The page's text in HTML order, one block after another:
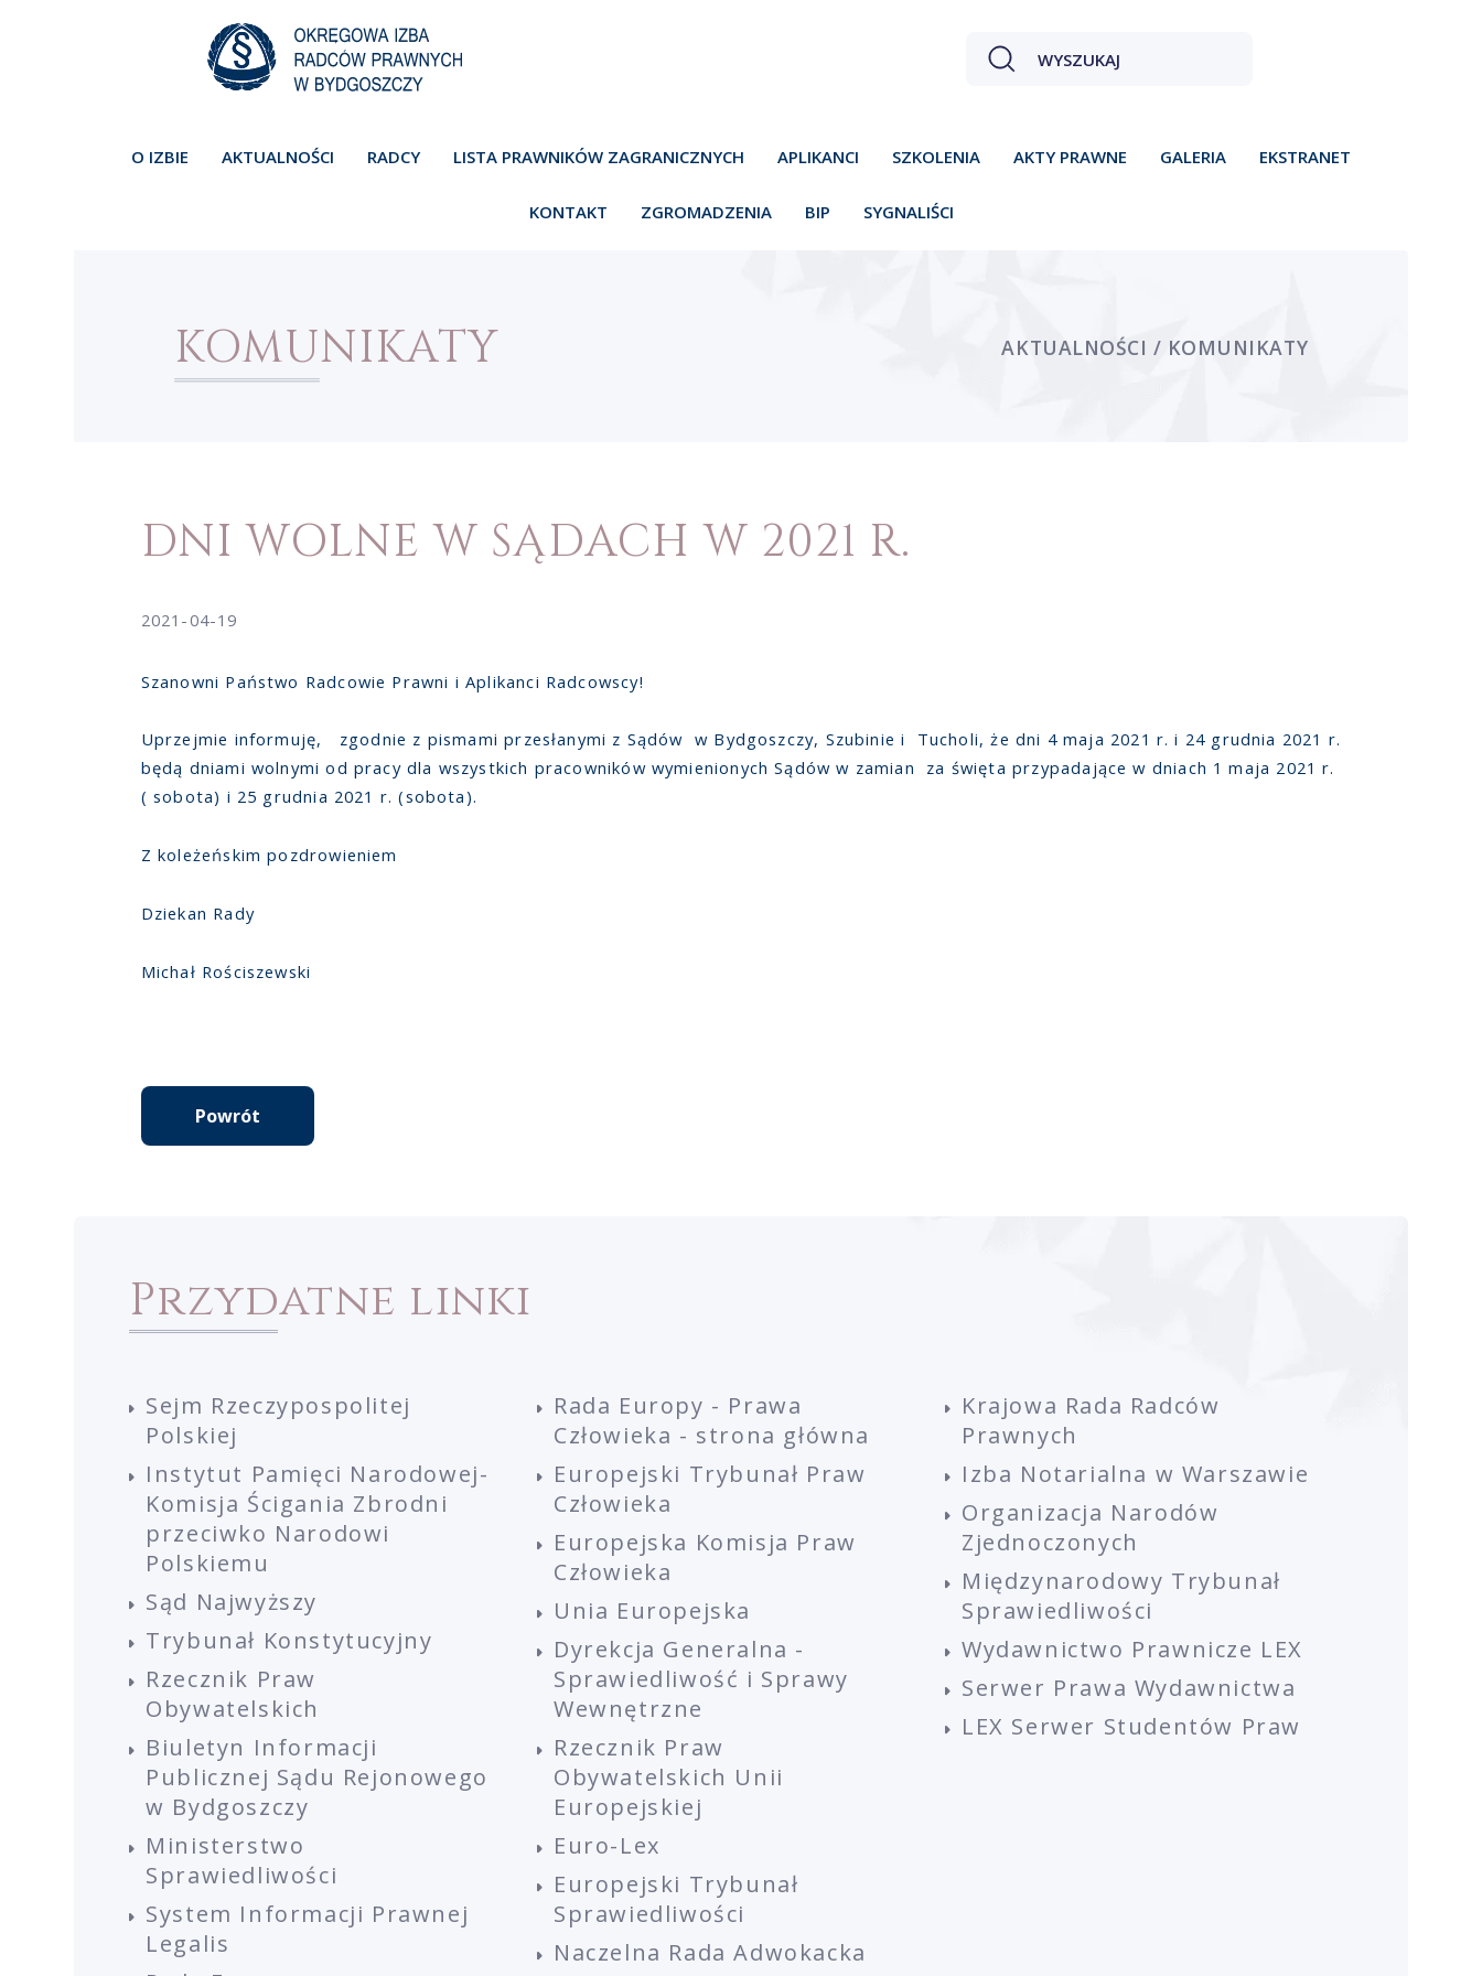
O IZBIE AKTUALNOŚCI RADCY LISTA PRAWNIKÓW ZAGRANICZNYCH APLIKANCI SZKOLENIA AKTY PRAWNE GALERIA EKSTRANET
KONTAKT ZGROMADZENIA BIP SYGNALIŚCI
KOMUNIKATY AKTUALNOŚCI / KOMUNIKATY
DNI WOLNE W SĄDACH W 2021 R.
2021-04-19
Szanowni Państwo Radcowie Prawni i Aplikanci Radcowscy!
Uprzejmie informuję, zgodnie z pismami przesłanymi z Sądów w Bydgoszczy, Szubinie i Tucholi, że dni 4 maja 2021 r. i 24 grudnia 2021 r.
będą dniami wolnymi od pracy dla wszystkich pracowników wymienionych Sądów w zamian za święta przypadające w dniach 1 maja 2021 r.
( sobota) i 25 grudnia 2021 r. (sobota).
Z koleżeńskim pozdrowieniem
Dziekan Rady
Michał Rościszewski
Powrót
Przydatne linki
Sejm Rzeczypospolitej
Polskiej
Instytut Pamięci Narodowej-
Komisja Ścigania Zbrodni
przeciwko Narodowi
Polskiemu
Sąd Najwyższy
Trybunał Konstytucyjny
Rzecznik Praw
Obywatelskich
Biuletyn Informacji
Publicznej Sądu Rejonowego
w Bydgoszczy
Ministerstwo
Sprawiedliwości
System Informacji Prawnej
Legalis
Rada Europy - Prawa
Człowieka - strona główna
Europejski Trybunał Praw
Człowieka
Europejska Komisja Praw
Człowieka
Unia Europejska
Dyrekcja Generalna -
Sprawiedliwość i Sprawy
Wewnętrzne
Rzecznik Praw
Obywatelskich Unii
Europejskiej
Euro-Lex
Europejski Trybunał
Sprawiedliwości
Naczelna Rada Adwokacka
Krajowa Rada Radców
Prawnych
Izba Notarialna w Warszawie
Organizacja Narodów
Zjednoczonych
Międzynarodowy Trybunał
Sprawiedliwości
Wydawnictwo Prawnicze LEX
Serwer Prawa Wydawnictwa
LEX Serwer Studentów Praw